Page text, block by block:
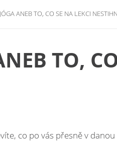
ANEB TO, CO SE NA LEKCI
TO,
co po vás přesně v